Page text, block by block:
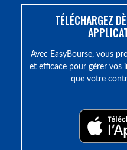
TÉLÉCHARGEZ
Avec EasyBourse, vous
et efficace pour gérer vos
que votre